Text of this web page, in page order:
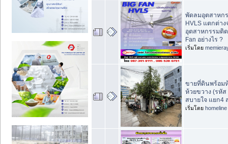
พัดลมอุตสาหก
HVLS แตกต่า
อุตสาหกรรมติ
Fan อย่างไร ?
เริ่มโดย
ขายที่ดินพร้อม
ห้วยขวาง (รหัส
สบายใจ แยก4
เริ่มโดย homeline